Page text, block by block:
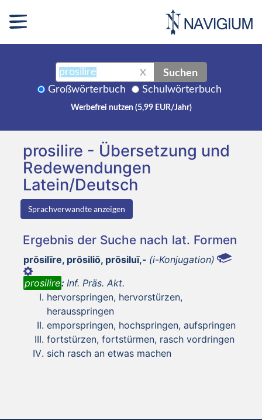
X Suchen
Großwörterbuch Schulwörterbuch
Werbefrei nutzen (5,99 EUR/Jahr)
prosilire - Übersetzung und
Redewendungen
Latein/Deutsch
Sprachverwandte anzeigen
Ergebnis der Suche nach lat. Formen
prōsilīre, prōsiliō, prōsiluī,- (i-Konjugation)
prosilire: Inf. Präs. Akt.
hervorspringen, hervorstürzen,
herausspringen
emporspringen, hochspringen, aufspringen
fortstürzen, fortstürmen, rasch vordringen
sich rasch an etwas machen